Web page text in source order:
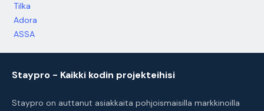
Tilka
Adora
ASSA
Staypro - Kaikki kodin projekteihisi
Staypro on auttanut asiakkaita pohjoismaisilla markkinoilla